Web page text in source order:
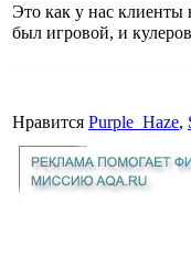
Это как у нас клиенты
был игровой, и
Нравится Purple_Haze,